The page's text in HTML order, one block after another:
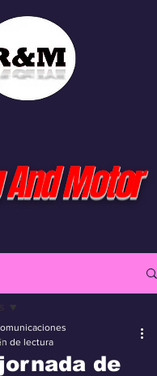
Motor
de
de lectura